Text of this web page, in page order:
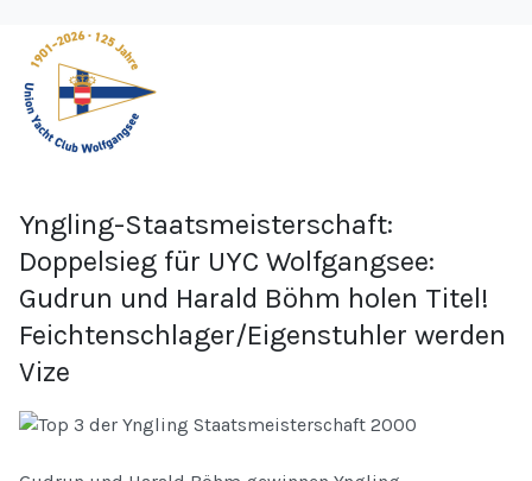
Yngling-Staatsmeisterschaft:
Doppelsieg für UYC Wolfgangsee:
Gudrun und Harald Böhm holen Titel!
Feichtenschlager/Eigenstuhler werden
Vize